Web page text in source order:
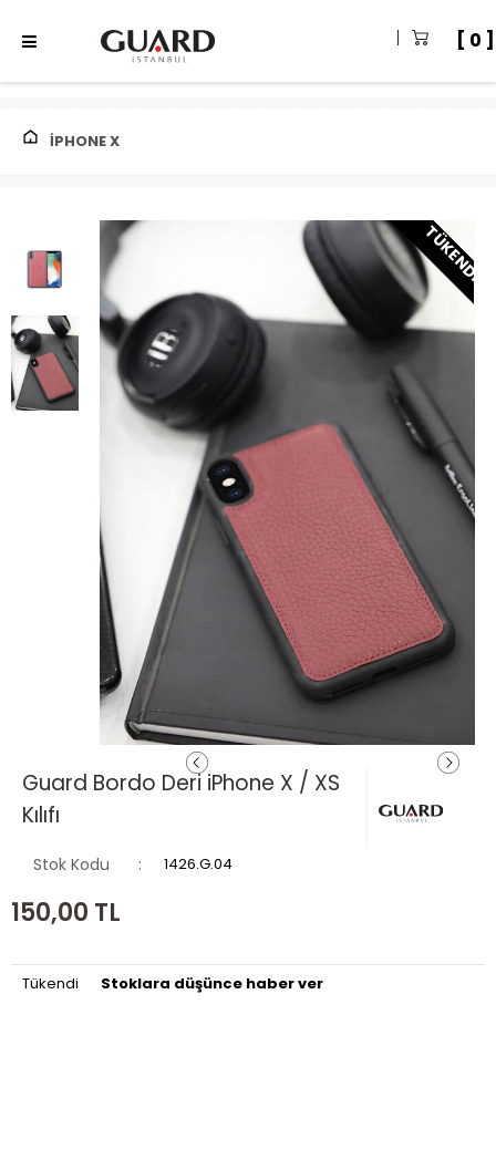
0
IPHONE X
TÜKENDI
Guard Bordo Deri iPhone X / XS
Kılıfı
Stok Kodu 1426.G.04
150,00 TL
Tükendi Stoklara düşünce haber ver